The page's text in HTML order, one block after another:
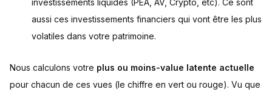
aussi ces investissements financiers qui vont être les plus
volatiles dans votre patrimoine.
Nous calculons votre plus ou moins-value latente actuelle
pour chacun de ces vues (le chiffre en vert ou rouge). Vu que